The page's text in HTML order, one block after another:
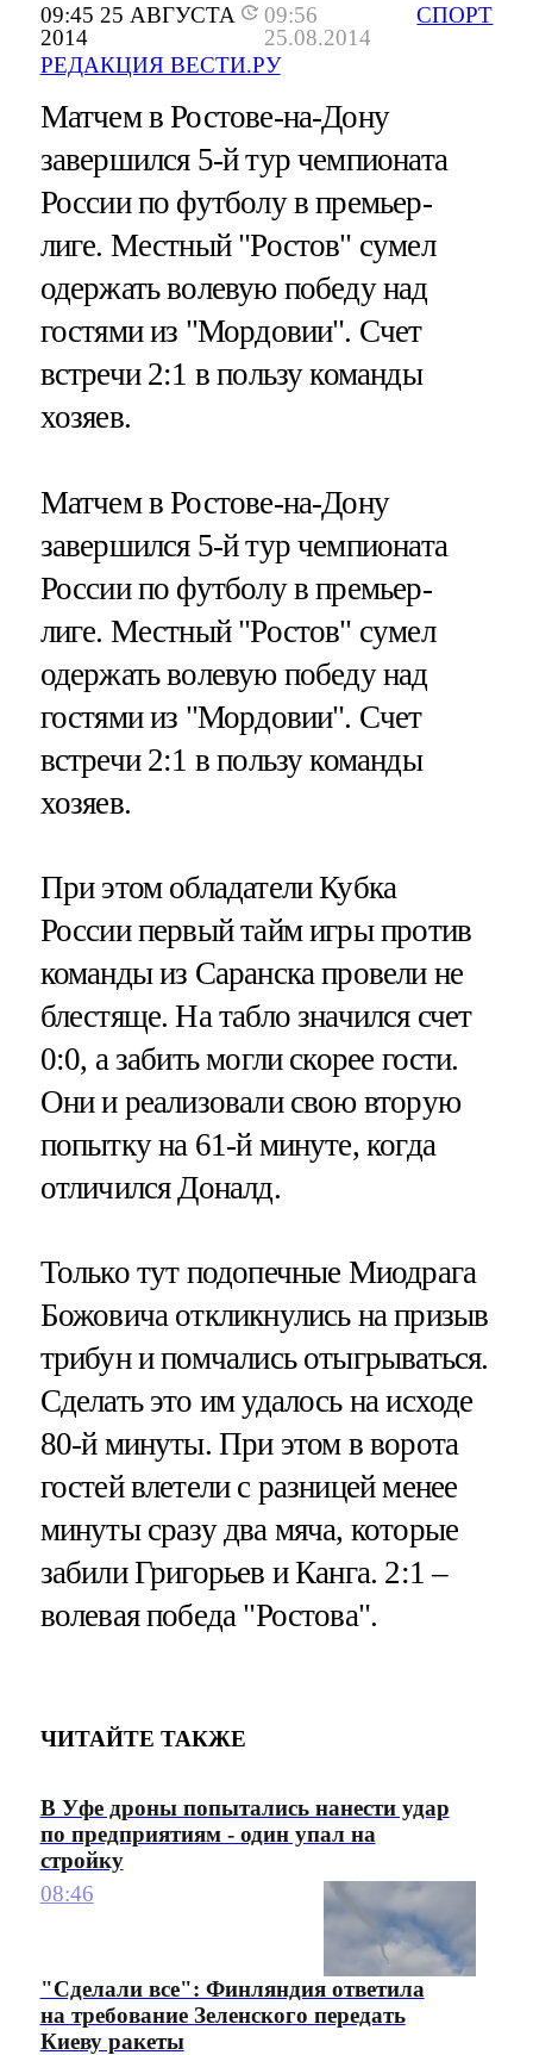
09:45 25 АВГУСТА
2014
09:56
25.08.2014
РЕДАКЦИЯ ВЕСТИ.РУ
СПОРТ
Матчем в Ростове-на-Дону
завершился 5-й тур чемпионата
России по футболу в премьер-
лиге. Местный "Ростов" сумел
одержать волевую победу над
гостями из "Мордовии". Счет
встречи 2:1 в пользу команды
хозяев.
Матчем в Ростове-на-Дону
завершился 5-й тур чемпионата
России по футболу в премьер-
лиге. Местный "Ростов" сумел
одержать волевую победу над
гостями из "Мордовии". Счет
встречи 2:1 в пользу команды
хозяев.
При этом обладатели Кубка
России первый тайм игры против
команды из Саранска провели не
блестяще. На табло значился счет
0:0, а забить могли скорее гости.
Они и реализовали свою вторую
попытку на 61-й минуте, когда
отличился Доналд.
Только тут подопечные Миодрага
Божовича откликнулись на призыв
трибун и помчались отыгрываться.
Сделать это им удалось на исходе
80-й минуты. При этом в ворота
гостей влетели с разницей менее
минуты сразу два мяча, которые
забили Григорьев и Канга. 2:1 –
волевая победа "Ростова".
ЧИТАЙТЕ ТАКЖЕ
В Уфе дроны попытались нанести удар
по предприятиям - один упал на
стройку
08:46
"Сделали все": Финляндия ответила
на требование Зеленского передать
Киеву ракеты